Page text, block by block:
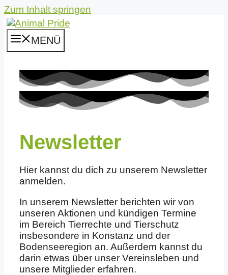
Zum Inhalt springen
MENÜ
Newsletter
Hier kannst du dich zu unserem Newsletter
anmelden.
In unserem Newsletter berichten wir von
unseren Aktionen und kündigen Termine
im Bereich Tierrechte und Tierschutz
insbesondere in Konstanz und der
Bodenseeregion an. Außerdem kannst du
darin etwas über unser Vereinsleben und
unsere Mitglieder erfahren.